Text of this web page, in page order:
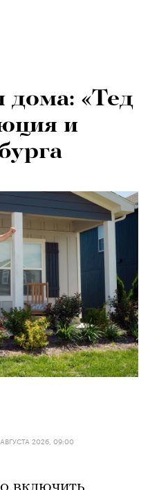
дома: «Тед
и
2026, 09:00
включить